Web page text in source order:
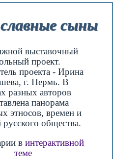
сыны
выставочный
проект.
проекта - Ирина
г. Пермь. В
разных авторов
панорама
этносов, времен и
русского общества.
винтерактивной
теме